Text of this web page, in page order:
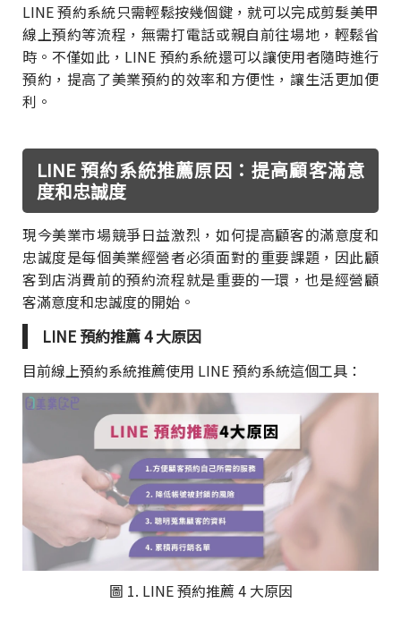
LINE 預約系統只需輕鬆按幾個鍵，就可以完成剪髮美甲
線上預約等流程，無需打電話或親自前往場地，輕鬆省
時。不僅如此，LINE 預約系統還可以讓使用者隨時進行
預約，提高了美業預約的效率和方便性，讓生活更加便
利。
LINE 預約系統推薦原因：提高顧客滿意
度和忠誠度
現今美業市場競爭日益激烈，如何提高顧客的滿意度和
忠誠度是每個美業經營者必須面對的重要課題，因此顧
客到店消費前的預約流程就是重要的一環，也是經營顧
客滿意度和忠誠度的開始。
LINE 預約推薦 4 大原因
目前線上預約系統推薦使用 LINE 預約系統這個工具：
圖 1. LINE 預約推薦 4 大原因